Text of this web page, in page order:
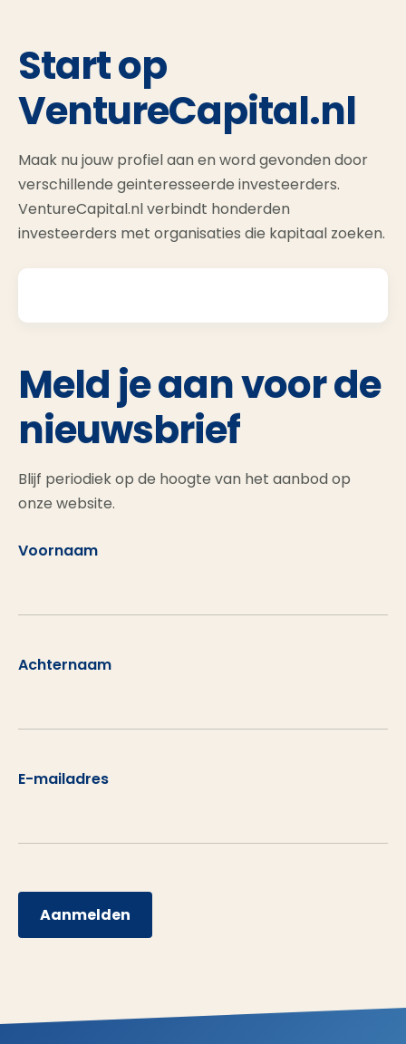
Start op
VentureCapital.nl
Maak nu jouw profiel aan en word gevonden door
verschillende geinteresseerde investeerders.
VentureCapital.nl verbindt honderden
investeerders met organisaties die kapitaal zoeken.
Meld je aan voor de
nieuwsbrief
Blijf periodiek op de hoogte van het aanbod op
onze website.
Voornaam
Achternaam
E-mailadres
Aanmelden